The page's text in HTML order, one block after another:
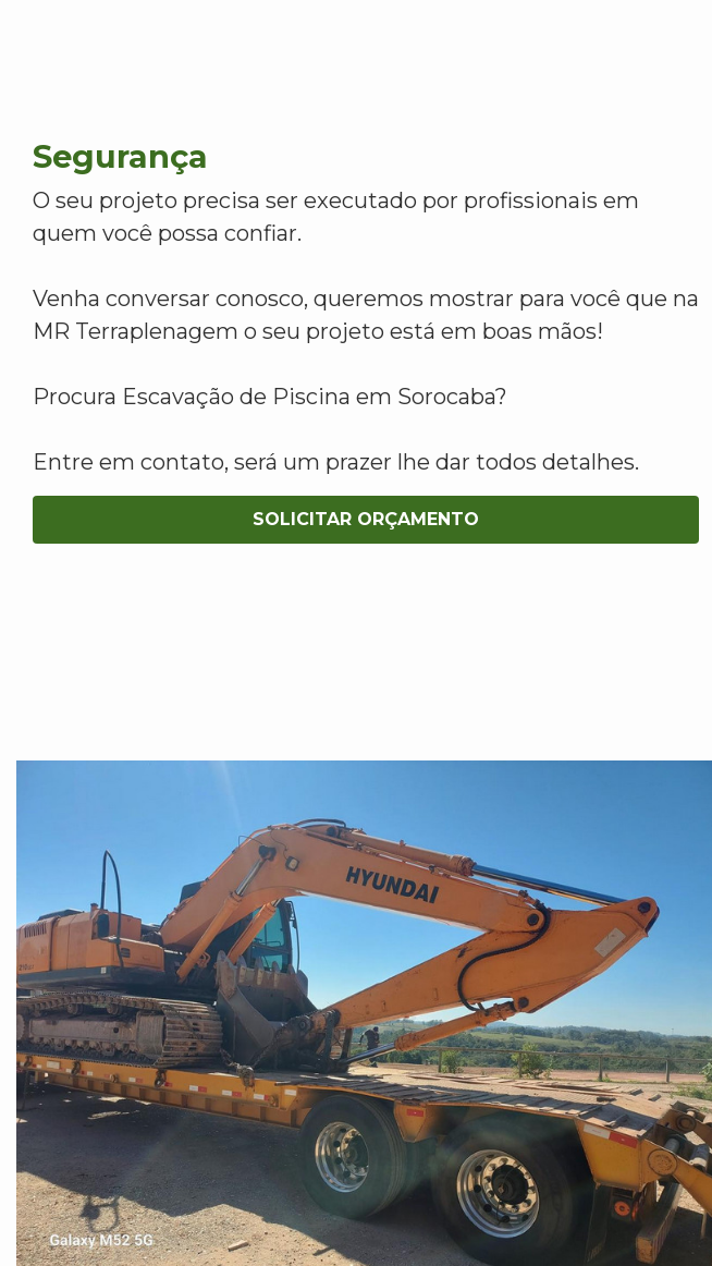
Segurança
O seu projeto precisa ser executado por profissionais em
quem você possa confiar.
Venha conversar conosco, queremos mostrar para você que na
MR Terraplenagem o seu projeto está em boas mãos!
Procura Escavação de Piscina em Sorocaba?
Entre em contato, será um prazer lhe dar todos detalhes.
SOLICITAR ORÇAMENTO